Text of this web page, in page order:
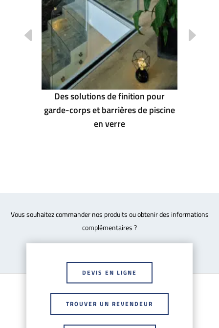
Des solutions de finition pour
garde-corps et barrières de piscine
en verre
Vous souhaitez commander nos produits ou obtenir des informations
complémentaires ?
DEVIS EN LIGNE
TROUVER UN REVENDEUR